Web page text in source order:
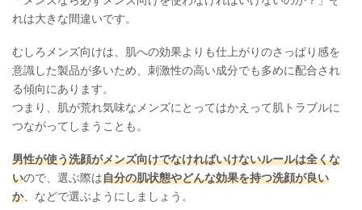
れは大きな間違いです。
むしろメンズ向けは、肌への効果よりも仕上がりのさっぱり感を
意識した製品が多いため、刺激性の高い成分でも多めに配合され
る傾向にあります。
つまり、肌が荒れ気味なメンズにとってはかえって肌トラブルに
つながってしまうことも。
男性が使う洗顔がメンズ向けでなければいけないルールは全くな
いので、選ぶ際は自分の肌状態やどんな効果を持つ洗顔が良い
か、などで選ぶようにしましょう。